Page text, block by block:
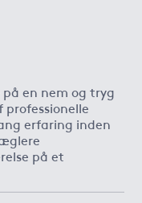
en nem og tryg
professionelle
erfaring inden
på et